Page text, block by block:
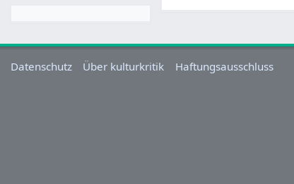
Datenschutz Über kulturkritik Haftungsausschluss